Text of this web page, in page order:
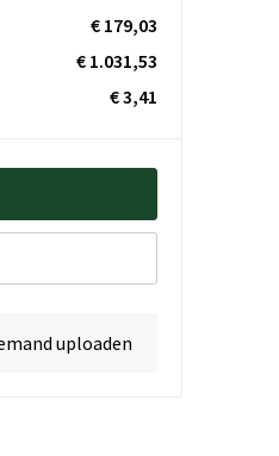
€ 179,03
€ 1.031,53
€ 3,41
uploaden